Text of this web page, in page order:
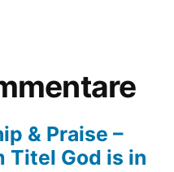
& Praise –
Titel God is in